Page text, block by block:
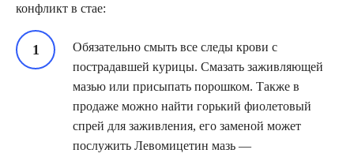
конфликт в стае:
Обязательно смыть все следы крови с
пострадавшей курицы. Смазать заживляющей
мазью или присыпать порошком. Также в
продаже можно найти горький фиолетовый
спрей для заживления, его заменой может
послужить Левомицетин мазь —